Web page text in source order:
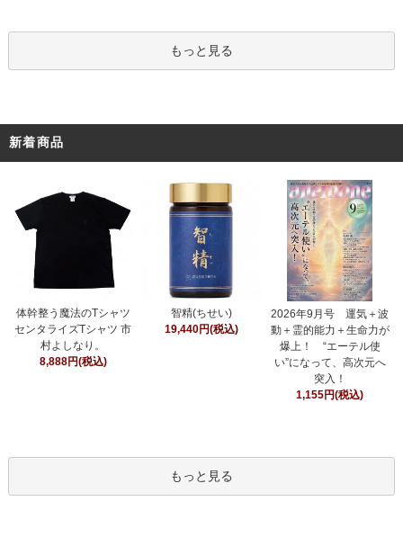
もっと見る
新着商品
体幹整う魔法のTシャツ
センタライズTシャツ 市
村よしなり。
8,888円(税込)
智精(ちせい)
19,440円(税込)
2026年9月号 運気＋波
動＋霊的能力＋生命力が
爆上！ “エーテル使
い”になって、高次元へ
突入！
1,155円(税込)
もっと見る